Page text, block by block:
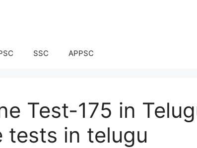
SSC APPSC
Test-175 in
tests in telugu